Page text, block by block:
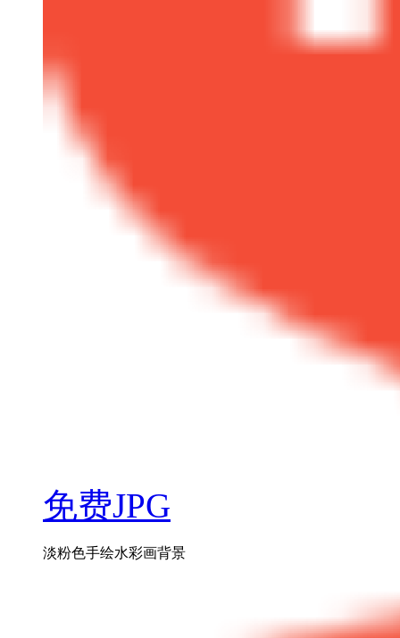
免费JPG
淡粉色手绘水彩画背景